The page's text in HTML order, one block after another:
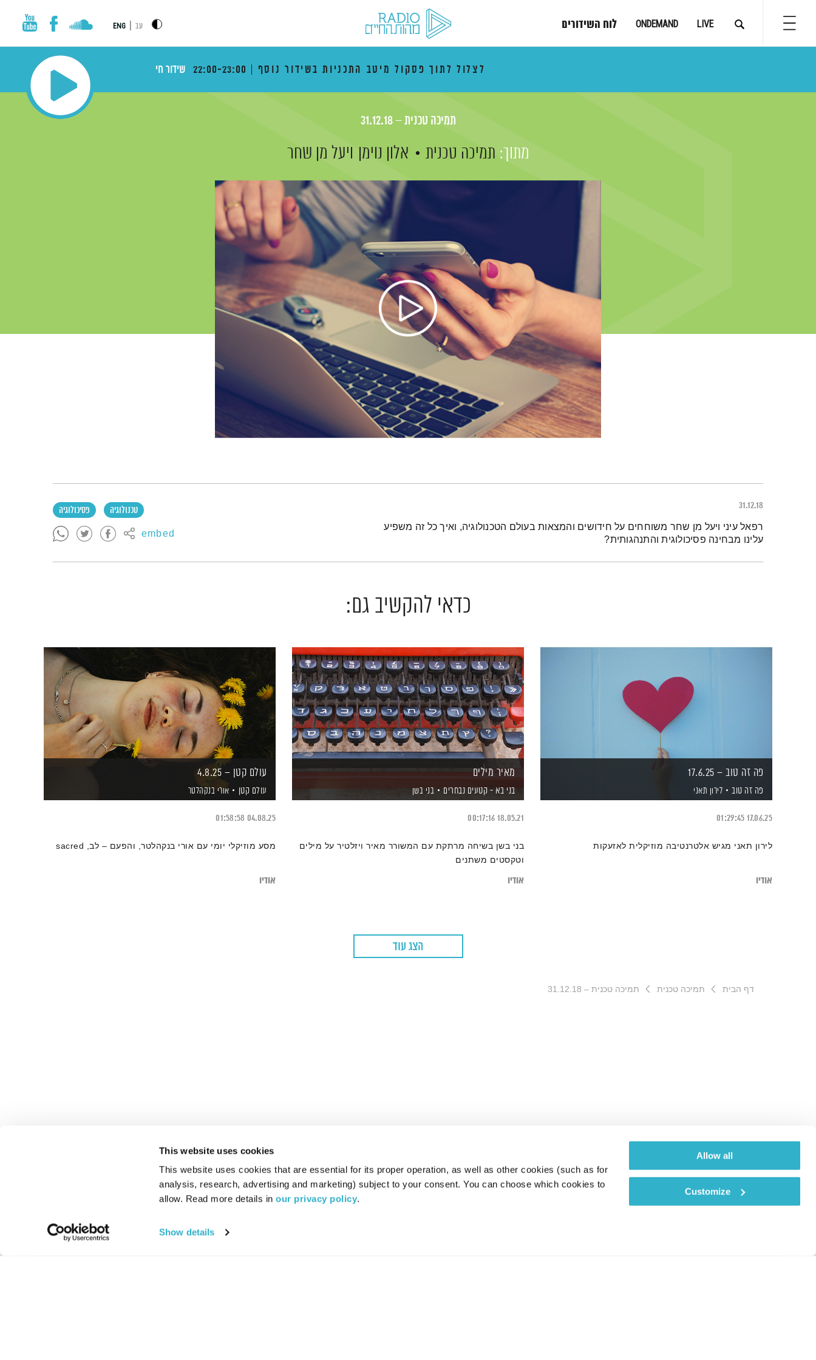
This website uses cookies
This website uses cookies that are essential for its proper operation, as well as other cookies (such as for
analysis, research, advertising and marketing) subject to your consent. You can choose which cookies to
allow. Read more details in our privacy policy.
Show details
Allow all
Customize
LIVE
ONDEMAND לוח השידורים עב ENG
לצלול לתוך פסקול מיטב התכניות בשידור נוסף 22:00-23:00 שידור חי
תמיכה טכנית – 31.12.18
מתוך: תמיכה טכנית אלון נוימן ויעל מן שחר
31.12.18 טכנולוגיה פסיכולוגיה
embed תמצית הפודקאסט
רפאל עיני ויעל מן שחר משוחחים על חידושים והמצאות בעולם הטכנולוגיה, ואיך כל זה משפיע
עלינו מבחינה פסיכולוגית והתנהגותית?
כדאי להקשיב גם:
פה זה טוב – 17.6.25
פה זה טוב לירון תאני
17.06.25
01:29:45
לירון תאני מגיש אלטרנטיבה מוזיקלית לאזעקות
אודיו
מאיר מילים
בני בא - קטעים נבחרים בני בשן
18.05.21
00:17:16
בני בשן בשיחה מרתקת עם המשורר מאיר ויזלטיר על מילים
וטקסטים משתנים
אודיו
עולם קטן – 4.8.25
עולם קטן אורי בנקהלטר
04.08.25
01:58:58
מסע מוזיקלי יומי עם אורי בנקהלטר, והפעם – לב, sacred
אודיו
הצג עוד
דף הבית תמיכה טכנית תמיכה טכנית – 31.12.18